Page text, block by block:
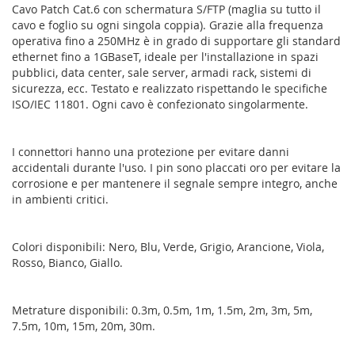
Cavo Patch Cat.6 con schermatura S/FTP (maglia su tutto il
cavo e foglio su ogni singola coppia). Grazie alla frequenza
operativa fino a 250MHz è in grado di supportare gli standard
ethernet fino a 1GBaseT, ideale per l'installazione in spazi
pubblici, data center, sale server, armadi rack, sistemi di
sicurezza, ecc. Testato e realizzato rispettando le specifiche
ISO/IEC 11801. Ogni cavo è confezionato singolarmente.
I connettori hanno una protezione per evitare danni
accidentali durante l'uso. I pin sono placcati oro per evitare la
corrosione e per mantenere il segnale sempre integro, anche
in ambienti critici.
Colori disponibili: Nero, Blu, Verde, Grigio, Arancione, Viola,
Rosso, Bianco, Giallo.
Metrature disponibili: 0.3m, 0.5m, 1m, 1.5m, 2m, 3m, 5m,
7.5m, 10m, 15m, 20m, 30m.